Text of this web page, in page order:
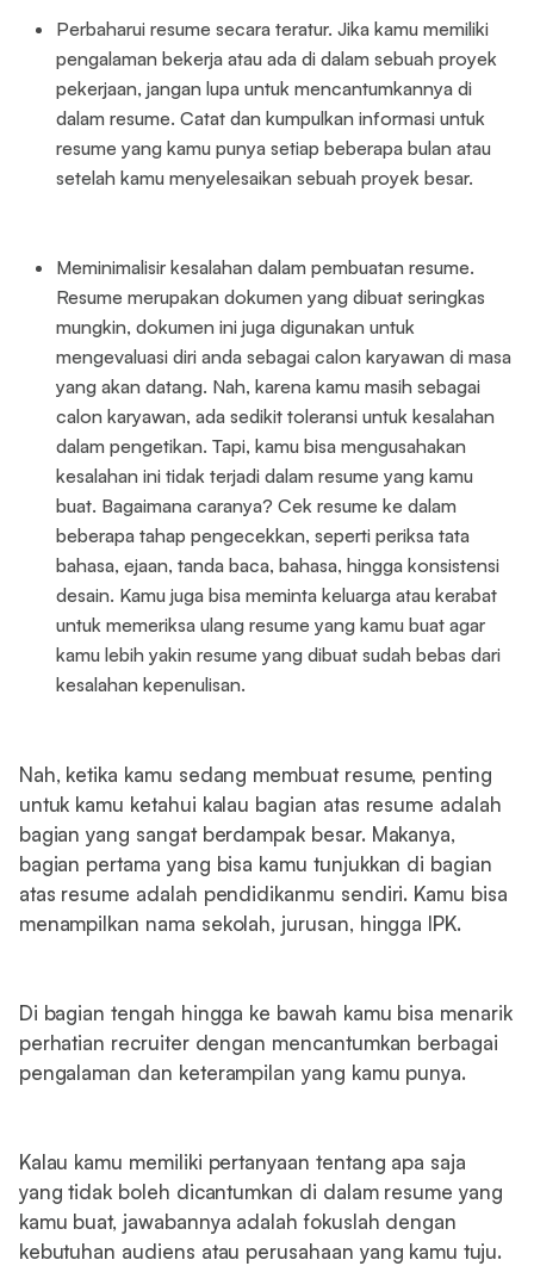
Perbaharui resume secara teratur. Jika kamu memiliki
pengalaman bekerja atau ada di dalam sebuah proyek
pekerjaan, jangan lupa untuk mencantumkannya di
dalam resume. Catat dan kumpulkan informasi untuk
resume yang kamu punya setiap beberapa bulan atau
setelah kamu menyelesaikan sebuah proyek besar.
Meminimalisir kesalahan dalam pembuatan resume.
Resume merupakan dokumen yang dibuat seringkas
mungkin, dokumen ini juga digunakan untuk
mengevaluasi diri anda sebagai calon karyawan di masa
yang akan datang. Nah, karena kamu masih sebagai
calon karyawan, ada sedikit toleransi untuk kesalahan
dalam pengetikan. Tapi, kamu bisa mengusahakan
kesalahan ini tidak terjadi dalam resume yang kamu
buat. Bagaimana caranya? Cek resume ke dalam
beberapa tahap pengecekkan, seperti periksa tata
bahasa, ejaan, tanda baca, bahasa, hingga konsistensi
desain. Kamu juga bisa meminta keluarga atau kerabat
untuk memeriksa ulang resume yang kamu buat agar
kamu lebih yakin resume yang dibuat sudah bebas dari
kesalahan kepenulisan.
Nah, ketika kamu sedang membuat resume, penting
untuk kamu ketahui kalau bagian atas resume adalah
bagian yang sangat berdampak besar. Makanya,
bagian pertama yang bisa kamu tunjukkan di bagian
atas resume adalah pendidikanmu sendiri. Kamu bisa
menampilkan nama sekolah, jurusan, hingga IPK.
Di bagian tengah hingga ke bawah kamu bisa menarik
perhatian recruiter dengan mencantumkan berbagai
pengalaman dan keterampilan yang kamu punya.
Kalau kamu memiliki pertanyaan tentang apa saja
yang tidak boleh dicantumkan di dalam resume yang
kamu buat, jawabannya adalah fokuslah dengan
kebutuhan audiens atau perusahaan yang kamu tuju.